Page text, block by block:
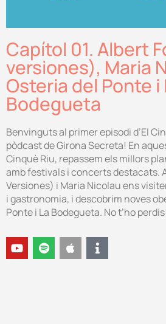
Capítol 01. Albert
versiones), Maria
Osteria del Ponte i
Bodegueta
Benvinguts al primer episodi d’El
pòdcast de Girona Secreta! En
Cinquè Riu, repassem els millors
amb festivals i concerts destacats.
Versiones) i Maria Nicolau ens
i gastronomia, i descobrim noves
Ponte i La Bodegueta. No t’ho perdis!